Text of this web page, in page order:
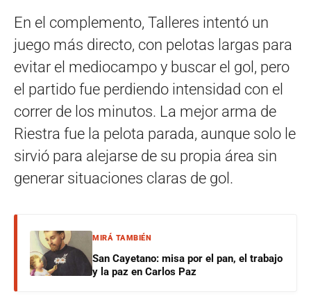
En el complemento, Talleres intentó un
juego más directo, con pelotas largas para
evitar el mediocampo y buscar el gol, pero
el partido fue perdiendo intensidad con el
correr de los minutos. La mejor arma de
Riestra fue la pelota parada, aunque solo le
sirvió para alejarse de su propia área sin
generar situaciones claras de gol.
MIRÁ TAMBIÉN
San Cayetano: misa por el pan, el trabajo
y la paz en Carlos Paz